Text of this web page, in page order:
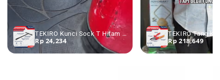
TEKIRO Kunci Sock T Hitam 7 - 19 mm - Kunci Sok T Kunci Shock T
Rp 24,234 Rp 218,649